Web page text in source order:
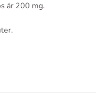
är 200 mg.